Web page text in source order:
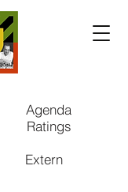
Agenda
Ratings
Extern